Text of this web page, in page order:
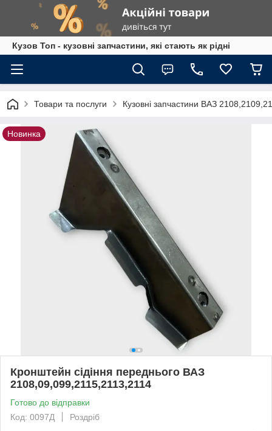
Кузов Топ - кузовні запчастини, які стають як рідні
Товари та послуги Кузовні запчастини ВАЗ
Новинка
Кронштейн сідіння переднього ВАЗ
2108,09,099,2115,2113,2114
Готово до відправки
Код: 0097Д
Роздріб